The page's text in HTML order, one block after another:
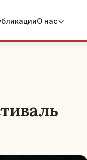
О нас